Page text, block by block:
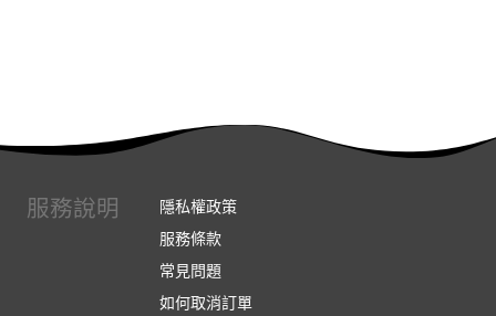
服務說明
隱私權政策
服務條款
常見問題
如何取消訂單